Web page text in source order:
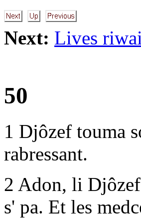
Next: Lives
50
1 Djôzef touma
rabressant.
2 Adon, li Djôzef
s' pa. Et les